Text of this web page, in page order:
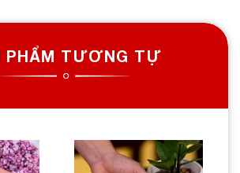
PHẨM TƯƠNG TỰ